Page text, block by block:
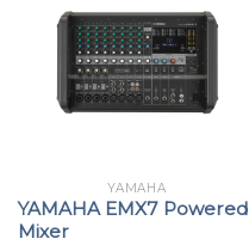
YAMAHA
YAMAHA EMX7 Powered
Mixer